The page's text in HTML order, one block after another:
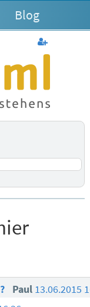
Blog
Paul 13.06.2015